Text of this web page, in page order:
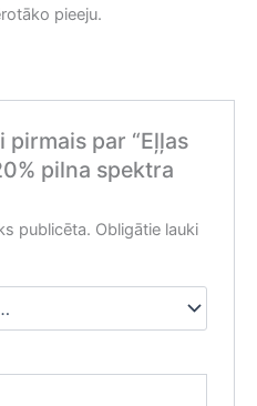
pieeju.
par “Eļļas
pilna spektra
publicēta. Obligātie lauki